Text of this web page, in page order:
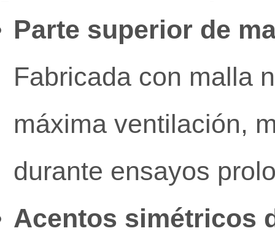
Parte superior de
Fabricada con malla
máxima ventilación,
durante ensayos
Acentos simétricos